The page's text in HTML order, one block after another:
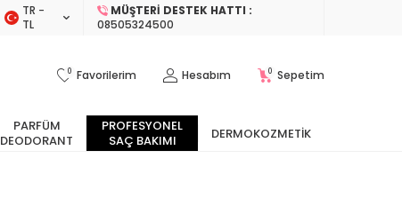
TR −
TL
MÜŞTERI DESTEK HATTI :
08505324500
0 Favorilerim Hesabım 0 Sepetim
PARFÜM
DEODORANT
PROFESYONEL
SAÇ BAKIMI
DERMOKOZMETIK